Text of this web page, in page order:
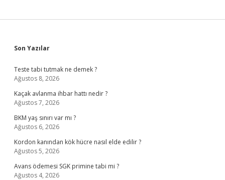
Sidebar
Son Yazılar
Teste tabi tutmak ne demek ?
Ağustos 8, 2026
Kaçak avlanma ihbar hattı nedir ?
Ağustos 7, 2026
BKM yaş sınırı var mı ?
Ağustos 6, 2026
Kordon kanından kök hücre nasıl elde edilir ?
Ağustos 5, 2026
Avans ödemesi SGK primine tabi mi ?
Ağustos 4, 2026